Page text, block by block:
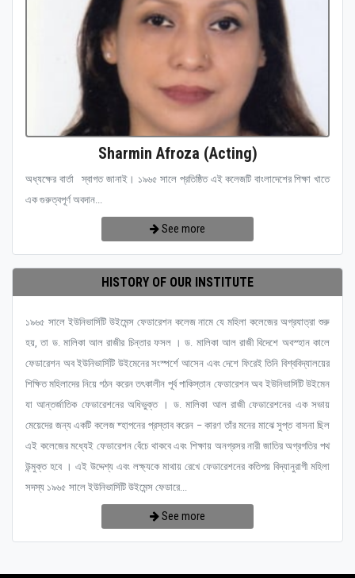
Sharmin Afroza (Acting)
অধ্যক্ষের বার্তা স্বাগত জানাই। ১৯৬৫ সালে প্রতিষ্ঠিত এই কলেজটি বাংলাদেশের শিক্ষা খাতে
এক গুরুত্বপূর্ণ অবদান...
See more
HISTORY OF OUR INSTITUTE
১৯৬৫ সালে ইউনিভার্সিটি উইমেন্স ফেডারেশন কলেজ নামে যে মহিলা কলেজের অগ্রযাত্রা শুরু
হয়, তা ড. মালিকা আল রাজীর চিন্তার ফসল । ড. মালিকা আল রাজী বিদেশে অবস্হান কালে
ফেডারেশন অব ইউনিভার্সিটি উইমেনের সংস্পর্শে আসেন এবং দেশে ফিরেই তিনি বিশ্ববিদ্যালয়ের
শিক্ষিত মহিলাদের নিয়ে গঠন করেন তৎকালীন পূর্ব পাকিস্তান ফেডারেশন অব ইউনিভার্সিটি উইমেন
যা আন্তর্জাতিক ফেডারেশনের অধিভুক্ত । ড. মালিকা আল রাজী ফেডারেশনের এক সভায়
মেয়েদের জন্য একটি কলেজ ষ্হাপনের প্রস্তাব করেন – কারণ তাঁর মনের মাঝে সুপ্ত বাসনা ছিল
এই কলেজের মধ্যেই ফেডারেশন বেঁচে থাকবে এবং শিক্ষায় অনগ্রসর নারী জাতির অগ্রগতির পথ
উন্মুক্ত হবে । এই উদ্দেশ্য এবং লক্ষ্যকে মাথায় রেখে ফেডারেশনের কতিপয় বিদ্যানুরাগী মহিলা
সদস্য ১৯৬৫ সালে ইউনিভার্সিটি উইমেন্স ফেডারে...
See more